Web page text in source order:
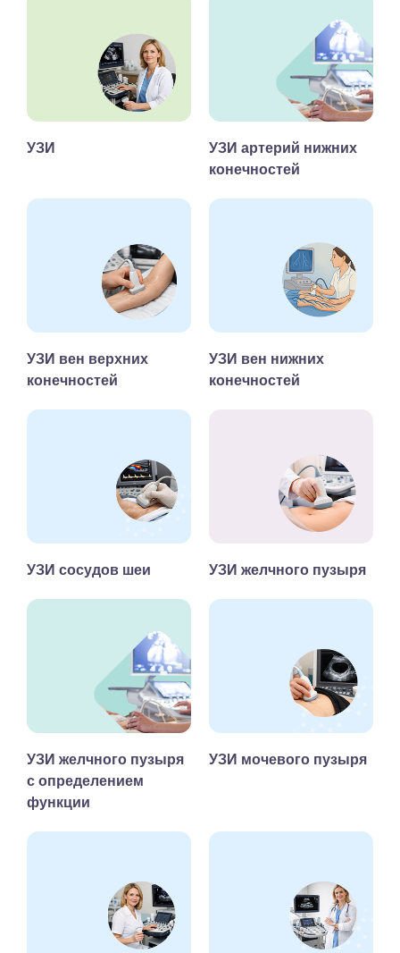
УЗИ
УЗИ артерий нижних
конечностей
УЗИ вен верхних
конечностей
УЗИ вен нижних
конечностей
УЗИ сосудов шеи УЗИ желчного пузыря
УЗИ желчного пузыря
с определением
функции
УЗИ мочевого пузыря